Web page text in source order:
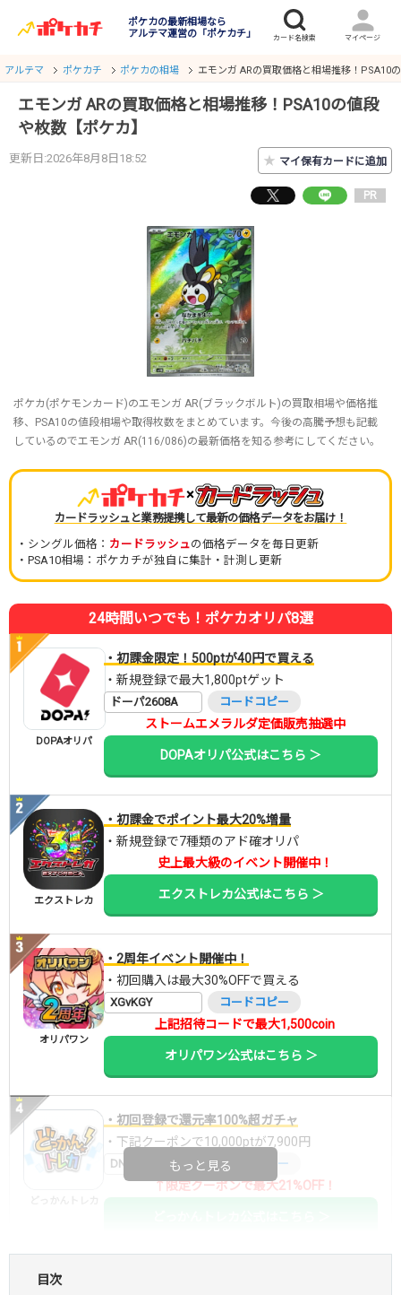
ポケカの最新相場なら
アルテマ運営の「ポケカチ」
アルテマ ポケカチ ポケカの相場 エモンガ ARの買取価格と相場推移！PSA10
エモンガ ARの買取価格と相場推移！PSA10の値段
や枚数【ポケカ】
更新日:2026年8月8日18:52 ★ マイ保有カードに追加
PR
ポケカ(ポケモンカード)のエモンガ AR(ブラックボルト)の買取相場や価格推
移、PSA10の値段相場や取得枚数をまとめています。今後の高騰予想も記載
しているのでエモンガ AR(116/086)の最新価格を知る参考にしてください。
×
カードラッシュと業務提携して最新の価格データをお届け！
・シングル価格： カードラッシュの価格データを毎日更新
・PSA10相場：ポケカチが独自に集計・計測し更新
24時間いつでも！ポケカオリパ8選
DOPAオリパ
・初課金限定！500ptが40円で買える
・新規登録で最大1,800ptゲット
ドーパ2608A コードコピー
ストームエメラルダ定価販売抽選中
DOPAオリパ公式はこちら ＞
エクストレカ
・初課金でポイント最大20%増量
・新規登録で7種類のアド確オリパ
史上最大級のイベント開催中！
エクストレカ公式はこちら ＞
オリパワン
・2周年イベント開催中！
・初回購入は最大30%OFFで買える
XGvKGY コードコピー
上記招待コードで最大1,500coin
オリパワン公式はこちら ＞
・初回登録で還元率100%超ガチャ
・下記クーポンで10,000ptが7,900円
DNGBIF4X コードコピー
↑限定クーポンで最大21%OFF！
もっと見る
目次